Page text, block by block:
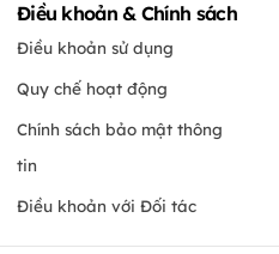
Điều khoản & Chính sách
Điều khoản sử dụng
Quy chế hoạt động
Chính sách bảo mật thông
tin
Điều khoản với Đối tác